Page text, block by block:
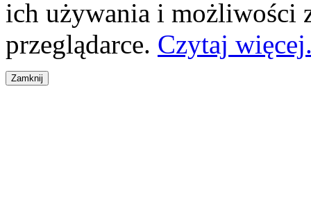
ich używania i możliwości
przeglądarce. Czytaj